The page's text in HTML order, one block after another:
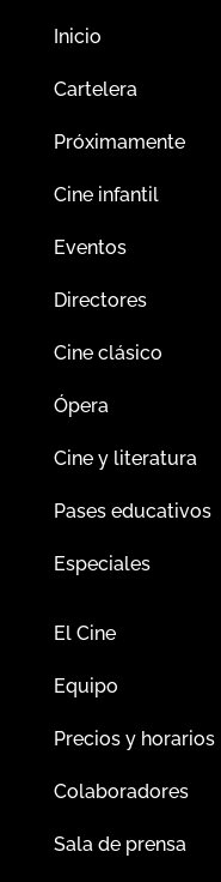
Inicio
Cartelera
Próximamente
Cine infantil
Eventos
Directores
Cine clásico
Ópera
Cine y literatura
Pases educativos
Especiales
El Cine
Equipo
Precios y horarios
Colaboradores
Sala de prensa